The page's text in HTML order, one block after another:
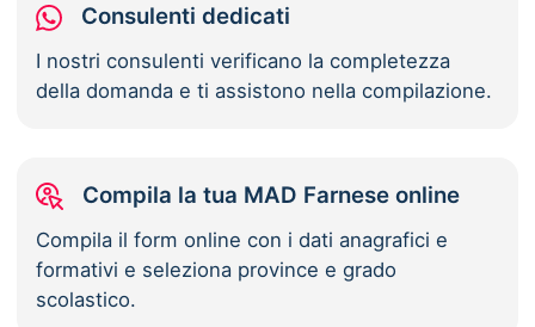
Consulenti dedicati
I nostri consulenti verificano la completezza
della domanda e ti assistono nella compilazione.
Compila la tua MAD Farnese online
Compila il form online con i dati anagrafici e
formativi e seleziona province e grado
scolastico.